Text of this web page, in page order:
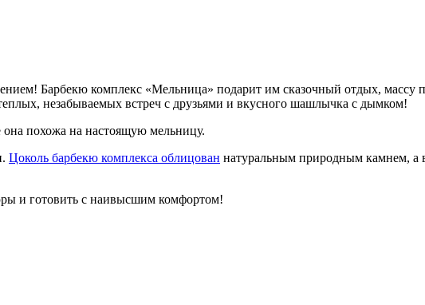
Барбекю комплекс «Мельница» подарит им сказочный отдых, массу
незабываемых встреч с друзьями и вкусного шашлычка с дымком!
похожа на настоящую мельницу.
Цоколь барбекю комплекса облицован натуральным природным камнем, а
и готовить с наивысшим комфортом!